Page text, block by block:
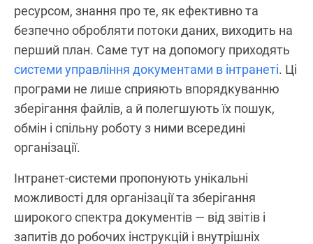
ресурсом, знання про те, як ефективно та
безпечно обробляти потоки даних, виходить на
перший план. Саме тут на допомогу приходять
системи управління документами в інтранеті. Ці
програми не лише сприяють впорядкуванню
зберігання файлів, а й полегшують їх пошук,
обмін і спільну роботу з ними всередині
організації.
Інтранет-системи пропонують унікальні
можливості для організації та зберігання
широкого спектра документів — від звітів і
запитів до робочих інструкцій і внутрішніх